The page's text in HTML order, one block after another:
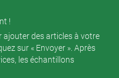
!
ajouter des articles à votre
sur « Envoyer ». Après
les échantillons